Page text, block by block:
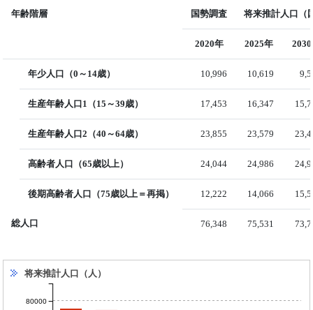
年齢階層 国勢調査 将来推計人口（
2020年 2025年
年少人口（0～14歳） 10,996 10,619
生産年齢人口1（15～39歳） 17,453 16,347
生産年齢人口2（40～64歳） 23,855 23,579
高齢者人口（65歳以上） 24,044 24,986
後期高齢者人口（75歳以上＝再掲） 12,222 14,066
総人口 76,348 75,531
将来推計人口（人）
80000